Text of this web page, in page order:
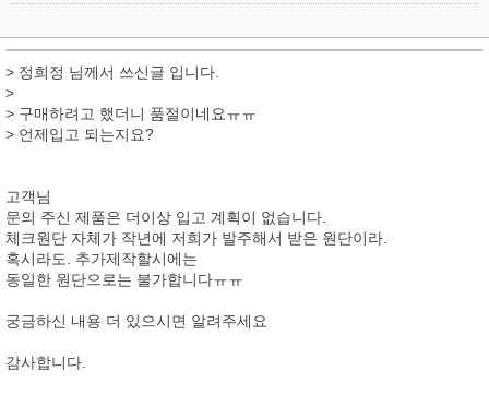
> 정희정 님께서 쓰신글 입니다.
>
> 구매하려고 했더니 품절이네요ㅠㅠ
> 언제입고 되는지요?
고객님
문의 주신 제품은 더이상 입고 계획이 없습니다.
체크원단 자체가 작년에 저희가 발주해서 받은 원단이라.
혹시라도. 추가제작할시에는
동일한 원단으로는 불가합니다ㅠㅠ
궁금하신 내용 더 있으시면 알려주세요
감사합니다.